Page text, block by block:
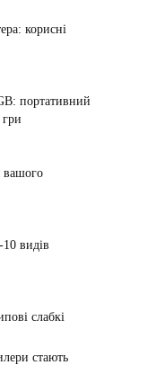
корисні
портативний
вашого
видів
слабкі
стають